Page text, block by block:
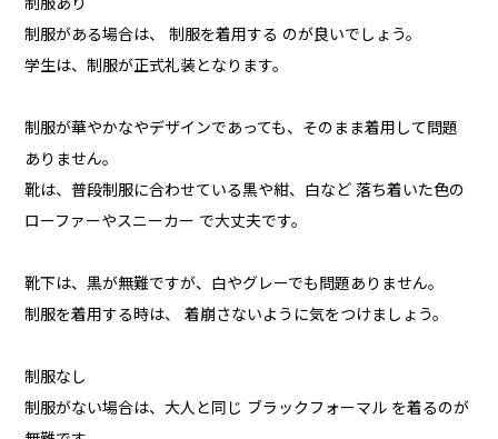
制服あり
制服がある場合は、 制服を着用する のが良いでしょう。
学生は、制服が正式礼装となります。
制服が華やかなやデザインであっても、そのまま着用して問題
ありません。
靴は、普段制服に合わせている黒や紺、白など 落ち着いた色の
ローファーやスニーカー で大丈夫です。
靴下は、黒が無難ですが、白やグレーでも問題ありません。
制服を着用する時は、 着崩さないように気をつけましょう。
制服なし
制服がない場合は、大人と同じ ブラックフォーマル を着るのが